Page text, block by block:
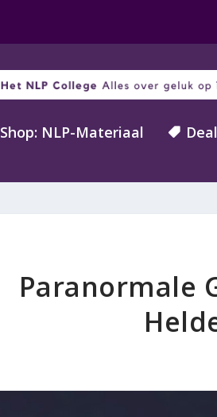
Shop: NLP-Materiaal 
Paranormale